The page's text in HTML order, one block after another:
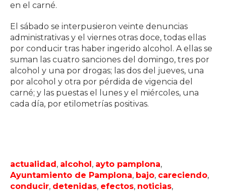
en el carné.
El sábado se interpusieron veinte denuncias
administrativas y el viernes otras doce, todas ellas
por conducir tras haber ingerido alcohol. A ellas se
suman las cuatro sanciones del domingo, tres por
alcohol y una por drogas; las dos del jueves, una
por alcohol y otra por pérdida de vigencia del
carné; y las puestas el lunes y el miércoles, una
cada día, por etilometrías positivas.
actualidad, alcohol, ayto pamplona,
Ayuntamiento de Pamplona, bajo, careciendo,
conducir, detenidas, efectos, noticias,